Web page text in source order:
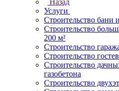
Назад
Услуги
Строительство бани
Строительство
200 м²
Строительство
Строительство
Строительство
газобетона
Строительство